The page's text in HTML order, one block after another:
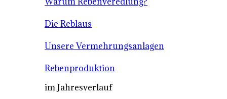
Die Reblaus
Unsere Vermehrungsanlagen
Rebenproduktion
im Jahresverlauf